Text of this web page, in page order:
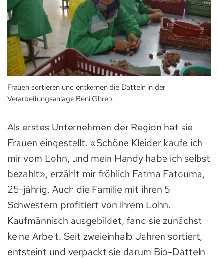
Frauen sortieren und entkernen die Datteln in der
Verarbeitungsanlage Beni Ghreb.
Als erstes Unternehmen der Region hat sie
Frauen eingestellt. «Schöne Kleider kaufe ich
mir vom Lohn, und mein Handy habe ich selbst
bezahlt», erzählt mir fröhlich Fatma Fatouma,
25-jährig. Auch die Familie mit ihren 5
Schwestern profitiert von ihrem Lohn.
Kaufmännisch ausgebildet, fand sie zunächst
keine Arbeit. Seit zweieinhalb Jahren sortiert,
entsteint und verpackt sie darum Bio-Datteln